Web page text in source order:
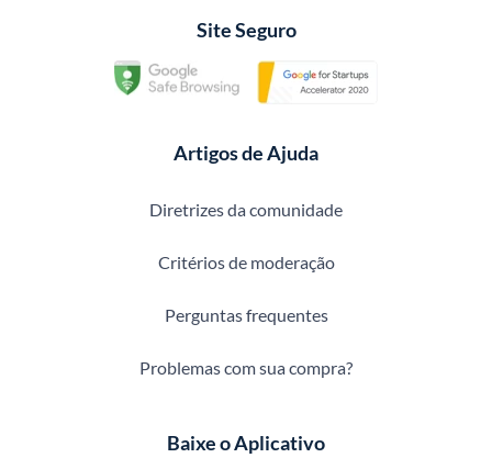
Site Seguro
Artigos de Ajuda
Diretrizes da comunidade
Critérios de moderação
Perguntas frequentes
Problemas com sua compra?
Baixe o Aplicativo